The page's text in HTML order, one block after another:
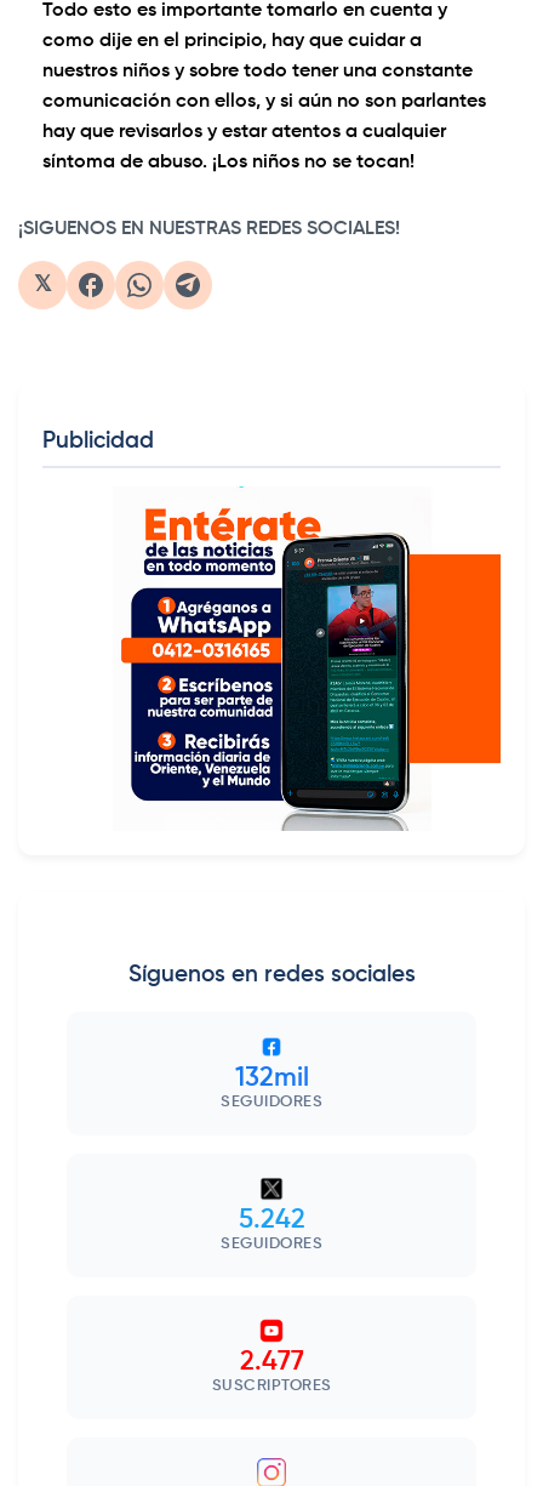
Todo esto es importante tomarlo en cuenta y
como dije en el principio, hay que cuidar a
nuestros niños y sobre todo tener una constante
comunicación con ellos, y si aún no son parlantes
hay que revisarlos y estar atentos a cualquier
síntoma de abuso. ¡Los niños no se tocan!
¡SIGUENOS EN NUESTRAS REDES SOCIALES!
𝕏
Publicidad
Síguenos en redes sociales
132mil
SEGUIDORES
5.242
SEGUIDORES
2.477
SUSCRIPTORES